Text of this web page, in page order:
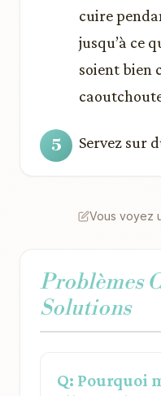
cuire
jusqu’à ce
soient bien
Servez sur
Vous voyez
Problèmes
Solutions
Q: Pourquoi